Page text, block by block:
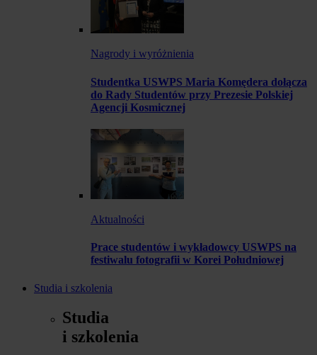
Nagrody i wyróżnienia
Studentka USWPS Maria Komędera dołącza
do Rady Studentów przy Prezesie Polskiej
Agencji Kosmicznej
Aktualności
Prace studentów i wykładowcy USWPS na
festiwalu fotografii w Korei Południowej
Studia i szkolenia
Studia
i szkolenia